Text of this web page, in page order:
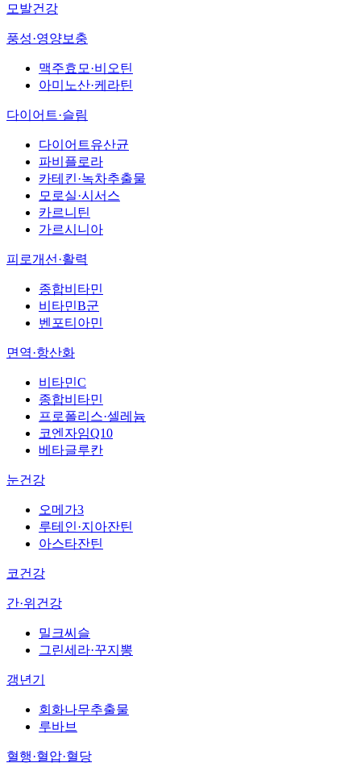
모발건강
풍성·영양보충
맥주효모·비오틴
아미노산·케라틴
다이어트·슬림
다이어트유산균
파비플로라
카테킨·녹차추출물
모로실·시서스
카르니틴
가르시니아
피로개선·활력
종합비타민
비타민B군
벤포티아민
면역·항산화
비타민C
종합비타민
프로폴리스·셀레늄
코엔자임Q10
베타글루칸
눈건강
오메가3
루테인·지아잔틴
아스타잔틴
코건강
간·위건강
밀크씨슬
그린세라·꾸지뽕
갱년기
회화나무추출물
루바브
혈행·혈압·혈당